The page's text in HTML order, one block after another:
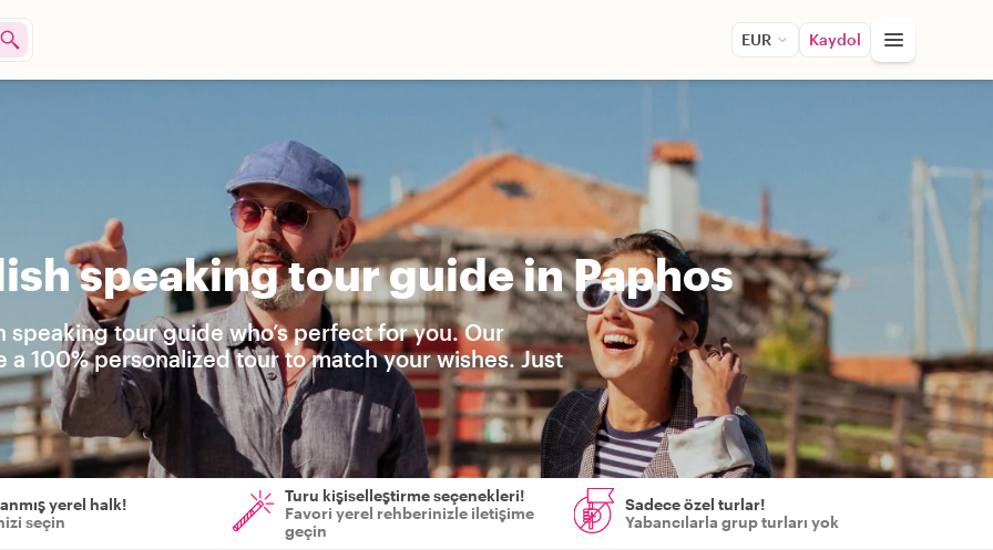
EUR Kaydol
speaking tour guide in Paphos
speaking tour guide who’s perfect for you. Our
100% personalized tour to match your wishes. Just
yerel halk!
seçin
Turu kişiselleştirme seçenekleri!
Favori yerel rehberinizle iletişime
geçin
Sadece özel turlar!
Yabancılarla grup turları yok